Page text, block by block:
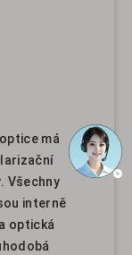
má
Všechny
interně
optická